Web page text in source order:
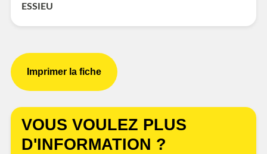
ESSIEU
Imprimer la fiche
VOUS VOULEZ PLUS
D'INFORMATION ?